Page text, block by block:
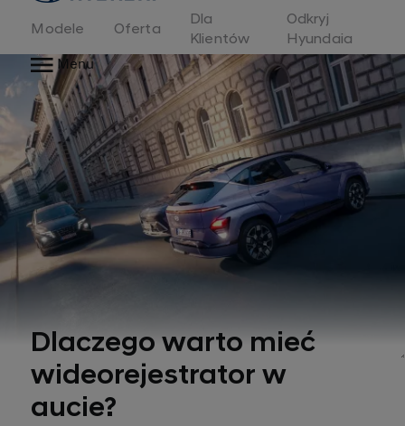
Modele Oferta
Dla
Klientów
Odkryj
Hyundaia
Menu
Dlaczego warto mieć
wideorejestrator w
aucie?